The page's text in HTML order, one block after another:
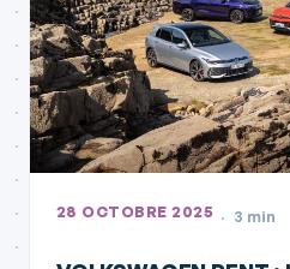
28 OCTOBRE 2025 3 min